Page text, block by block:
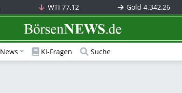
WTI 77,12 Gold4.342,26
BörsenNEWS.de
News KI-Fragen Suche